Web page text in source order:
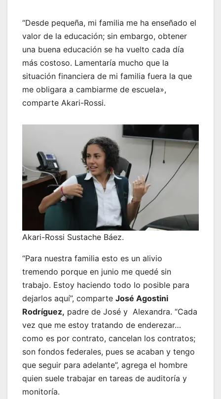
“Desde pequeña, mi familia me ha enseñado el
valor de la educación; sin embargo, obtener
una buena educación se ha vuelto cada día
más costoso. Lamentaría mucho que la
situación financiera de mi familia fuera la que
me obligara a cambiarme de escuela»,
comparte Akari-Rossi.
Akari-Rossi Sustache Báez.
“Para nuestra familia esto es un alivio
tremendo porque en junio me quedé sin
trabajo. Estoy haciendo todo lo posible para
dejarlos aquí”, comparte José Agostini
Rodríguez, padre de José y Alexandra. “Cada
vez que me estoy tratando de enderezar…
como es por contrato, cancelan los contratos;
son fondos federales, pues se acaban y tengo
que seguir para adelante”, agrega el hombre
quien suele trabajar en tareas de auditoría y
monitoría.